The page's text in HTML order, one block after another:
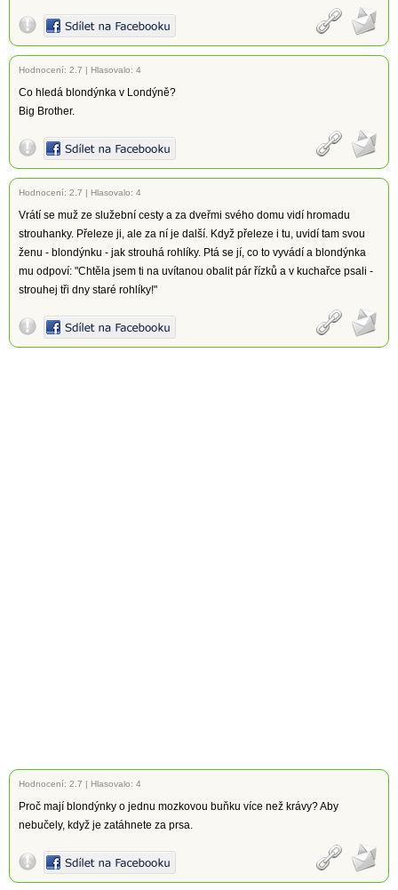
Hodnocení: 2.7 | Hlasovalo: 4
Co hledá blondýnka v Londýně?
Big Brother.
Hodnocení: 2.7 | Hlasovalo: 4
Vrátí se muž ze služební cesty a za dveřmi svého domu vidí hromadu
strouhanky. Přeleze ji, ale za ní je další. Když přeleze i tu, uvidí tam svou
ženu - blondýnku - jak strouhá rohlíky. Ptá se jí, co to vyvádí a blondýnka
mu odpoví: "Chtěla jsem ti na uvítanou obalit pár řízků a v kuchařce psali -
strouhej tři dny staré rohlíky!"
Hodnocení: 2.7 | Hlasovalo: 4
Proč mají blondýnky o jednu mozkovou buňku více než krávy? Aby
nebučely, když je zatáhnete za prsa.